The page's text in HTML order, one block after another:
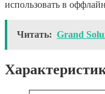
использовать в
Читать: Grand